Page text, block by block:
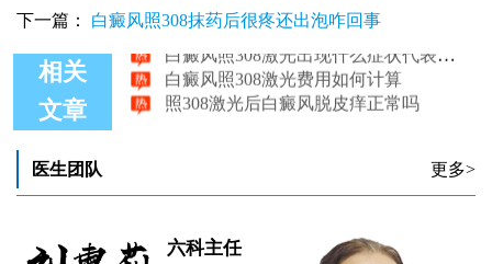
下一篇： 白癜风照308抹药后很疼还出泡咋回事
相关
文章
白癜风黑色素恢复不好可以照308吗
白癜风照308激光出现什么症状代表好转
白癜风照308激光费用如何计算
照308激光后白癜风脱皮痒正常吗
医生团队 更多>
六科主任